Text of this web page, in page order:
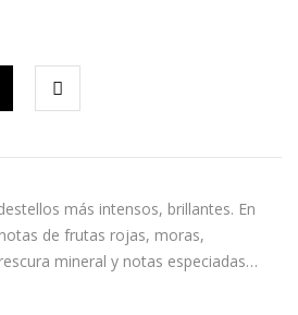
más intensos, brillantes. En
de frutas rojas, moras,
mineral y notas especiadas…